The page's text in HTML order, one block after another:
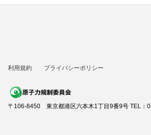
利用規約 プライバシーポリシー
〒106-8450 東京都港区六本木1丁目9番9号 TEL：